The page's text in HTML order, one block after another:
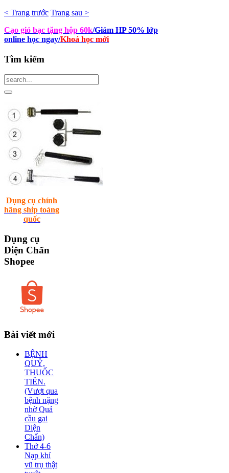
< Trang trước Trang sau >
Cạo gió bạc tặng hộp 60k/Giảm HP 50% lớp
online học ngay/Khoá học mới
Tìm kiếm
Dụng cụ chính
hãng ship toàng
quốc
Dụng cụ
Diện Chẩn
Shopee
Bài viết mới
BỆNH
QUỶ,
THUỐC
TIÊN.
(Vượt qua
bệnh nặng
nhờ Quả
cầu gai
Diện
Chẩn)
Thở 4-6
Nạp khí
vũ trụ thật